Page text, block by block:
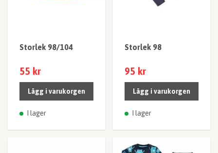
Storlek 98/104
55 kr
Lägg i varukorgen
I lager
Storlek 98
95 kr
Lägg i varukorgen
I lager